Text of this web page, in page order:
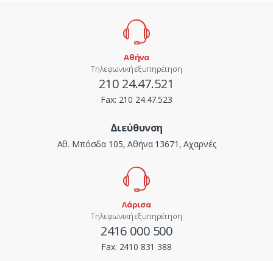
Αθήνα
Τηλεφωνική εξυπηρέτηση
210 24.47.521
Fax: 210 24.47.523
Διεύθυνση
Αθ. Μπόσδα 105, Αθήνα 13671, Αχαρνές
Λάρισα
Τηλεφωνική εξυπηρέτηση
2416 000 500
Fax: 2410 831 388